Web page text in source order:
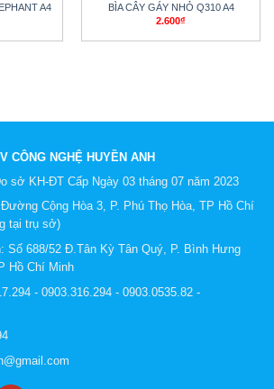
A4
BÌA CÂY GÁY NHỎ Q310 A4
2.600₫
CÔNG NGHỆ HUYỀN ANH
sở KH-ĐT Cấp Ngày 03 tháng 07 năm 2023
Cộng Hòa 3, P. Phú Thọ Hòa, TP Hồ Chí
tại trụ sở)
Số 688/52 Đ.Tân Kỳ Tân Quý, P. Bình Hưng
Hồ Chí Minh
- 0903.316.294 - 0903.0535.82 -